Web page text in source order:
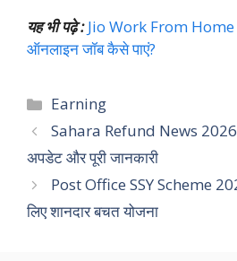
यह भी पढ़े : Jio Work From Home
ऑनलाइन जॉब कैसे पाएं?
Categories
Earning
Sahara Refund News 2026:
अपडेट और पूरी जानकारी
Post Office SSY Scheme
लिए शानदार बचत योजना